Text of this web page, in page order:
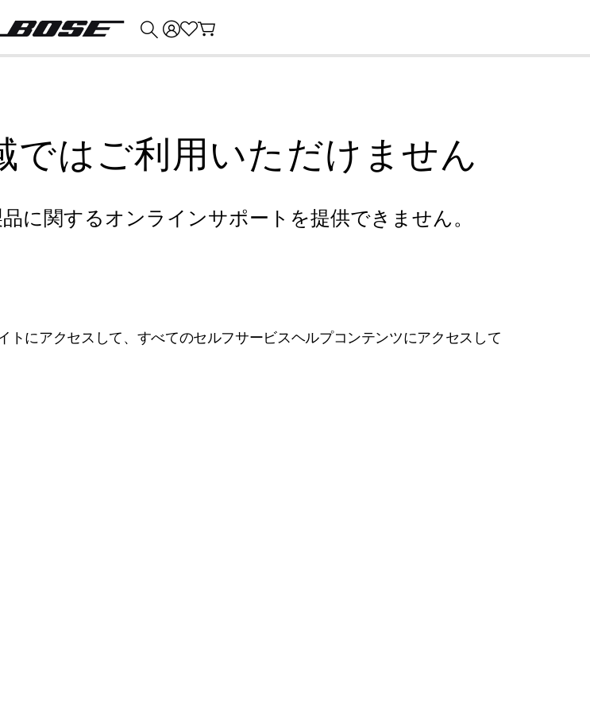
ではご利用いただけません
に関するオンラインサポートを提供できません。
にアクセスして、すべてのセルフサービスヘルプコンテンツにアクセスして